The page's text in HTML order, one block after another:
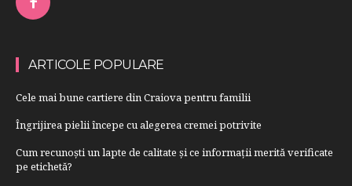
ARTICOLE POPULARE
Cele mai bune cartiere din Craiova pentru familii
Îngrijirea pielii începe cu alegerea cremei potrivite
Cum recunoști un lapte de calitate și ce informații merită verificate
pe etichetă?